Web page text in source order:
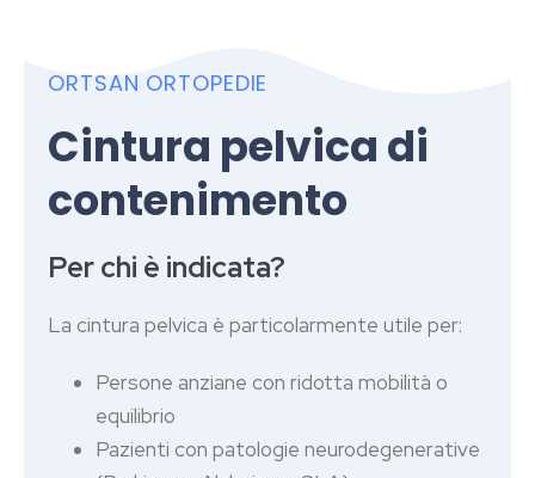
ORTSAN ORTOPEDIE
Cintura pelvica di
contenimento
Per chi è indicata?
La cintura pelvica è particolarmente utile per:
Persone anziane con ridotta mobilità o
equilibrio
Pazienti con patologie neurodegenerative